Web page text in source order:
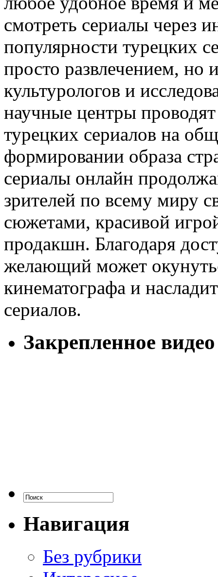
смотреть сериалы через
популярности турецких
просто развлечением, но
культурологов и
научные центры
турецких сериалов на
формировании образа
сериалы онлайн
зрителей по всему миру
сюжетами, красивой
продакшн. Благодаря
желающий может
кинематографа и
сериалов.
Закрепленное видео
Навигация
Без рубрики